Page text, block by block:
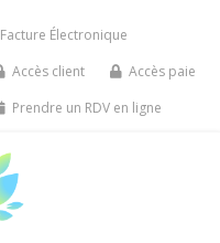
Facture Électronique
Accès client
Accès paie
Prendre un RDV en ligne